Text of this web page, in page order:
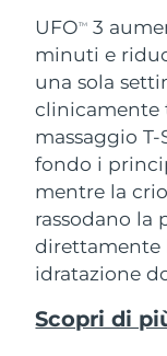
UFOTM
3
minuti e
una sola
clinicamente
massaggio
fondo i
mentre la
rassodano la
direttamente
idratazione
Scopri di